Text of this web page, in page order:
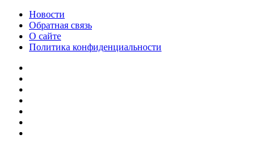
Новости
Обратная связь
О сайте
Политика конфиденциальности